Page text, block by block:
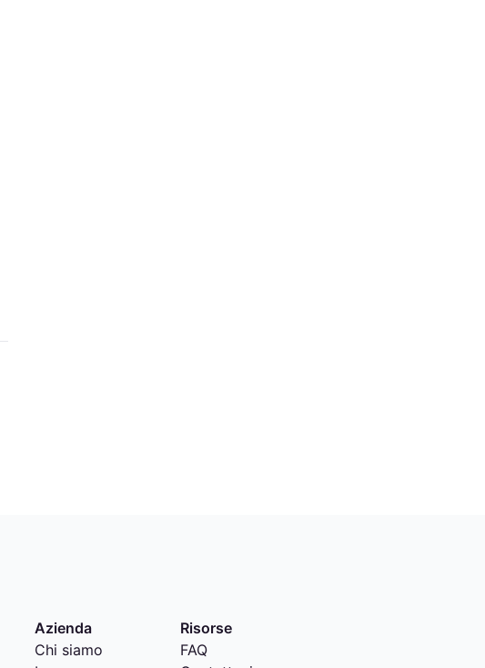
Azienda
Chi siamo
Risorse
FAQ